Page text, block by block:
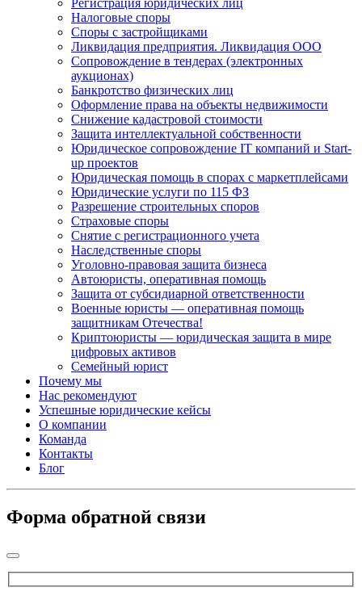
Налоговые споры
Споры с застройщиками
Ликвидация предприятия. Ликвидация ООО
Сопровождение в тендерах (электронных
аукционах)
Банкротство физических лиц
Оформление права на объекты недвижимости
Снижение кадастровой стоимости
Защита интеллектуальной собственности
Юридическое сопровождение IT компаний и Start-
up проектов
Юридическая помощь в спорах с маркетплейсами
Юридические услуги по 115 ФЗ
Разрешение строительных споров
Страховые споры
Снятие с регистрационного учета
Наследственные споры
Уголовно-правовая защита бизнеса
Автоюристы, оперативная помощь
Защита от субсидиарной ответственности
Военные юристы — оперативная помощь
защитникам Отечества!
Криптоюристы — юридическая защита в мире
цифровых активов
Семейный юрист
Почему мы
Нас рекомендуют
Успешные юридические кейсы
О компании
Команда
Контакты
Блог
Форма обратной связи